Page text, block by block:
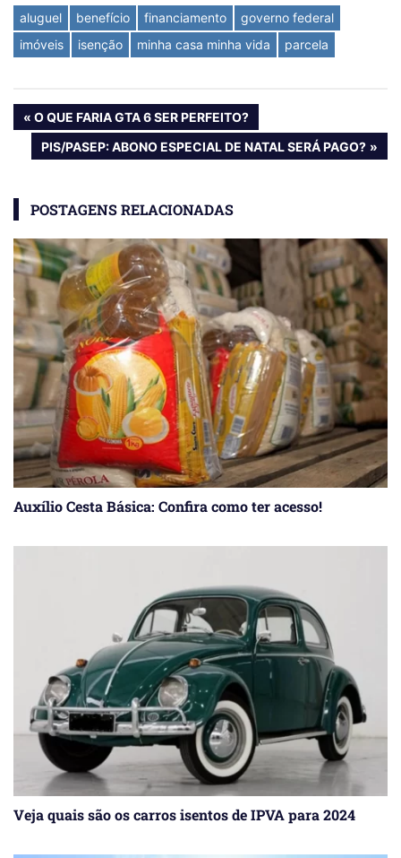
aluguel benefício financiamento
governo federal
imóveis
isenção minha casa minha vida parcela
Navegação
de
PREVIOUS
POST:
O QUE FARIA GTA 6 SER PERFEITO?
NEXT
POST:
PIS/PASEP: ABONO ESPECIAL DE NATAL SERÁ PAGO?
POSTAGENS RELACIONADAS
Auxílio Cesta Básica: Confira como ter acesso!
Veja quais são os carros isentos de IPVA para 2024